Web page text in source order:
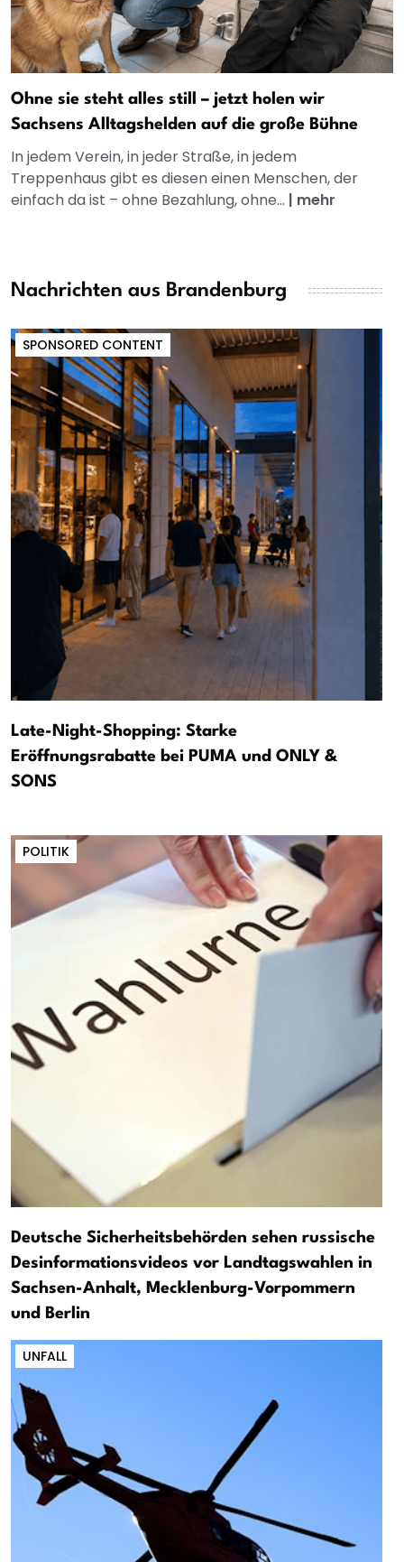
Ohne sie steht alles still – jetzt holen wir
Sachsens Alltagshelden auf die große Bühne
In jedem Verein, in jeder Straße, in jedem
Treppenhaus gibt es diesen einen Menschen, der
einfach da ist – ohne Bezahlung, ohne... | mehr
Nachrichten aus Brandenburg
SPONSORED CONTENT
Late-Night-Shopping: Starke
Eröffnungsrabatte bei PUMA und ONLY &
SONS
POLITIK
Deutsche Sicherheitsbehörden sehen russische
Desinformationsvideos vor Landtagswahlen in
Sachsen-Anhalt, Mecklenburg-Vorpommern
und Berlin
UNFALL